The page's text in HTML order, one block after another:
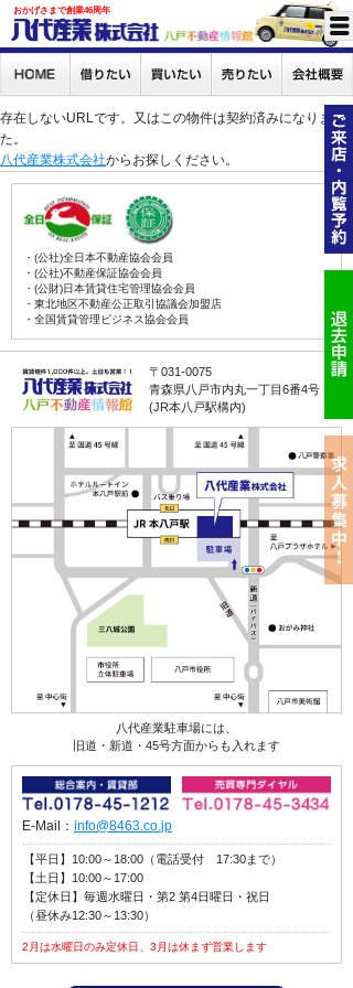
おかげさまで創業46周年
存在しないURLです。又はこの物件は契約済みになりまし
た。
八代産業株式会社からお探しください。
・(公社)全日本不動産協会会員
・(公社)不動産保証協会会員
・(公財)日本賃貸住宅管理協会会員
・東北地区不動産公正取引協議会加盟店
・全国賃貸管理ビジネス協会会員
〒031-0075
青森県八戸市内丸一丁目6番4号
(JR本八戸駅構内)
八代産業駐車場には、
旧道・新道・45号方面からも入れます
E-Mail： info@8463.co.jp
【平日】10:00～18:00（電話受付 17:30まで）
【土日】10:00～17:00
【定休日】毎週水曜日・第2 第4日曜日・祝日
（昼休み12:30～13:30）
2月は水曜日のみ定休日、3月は休まず営業します